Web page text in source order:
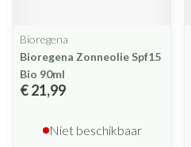
Bioregena
Bioregena Zonneolie Spf15
Bio 90ml
€ 21,99
Niet beschikbaar